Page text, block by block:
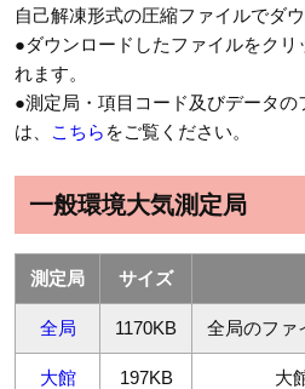
自己解凍形式の圧縮ファイルでダ
●ダウンロードしたファイルをクリ
れます。
●測定局・項目コード及びデータの
は、
こちら をご覧ください。
一般環境大気測定局
測定局 サイズ
全局 1170KB 全局のファ
大館 197KB 大